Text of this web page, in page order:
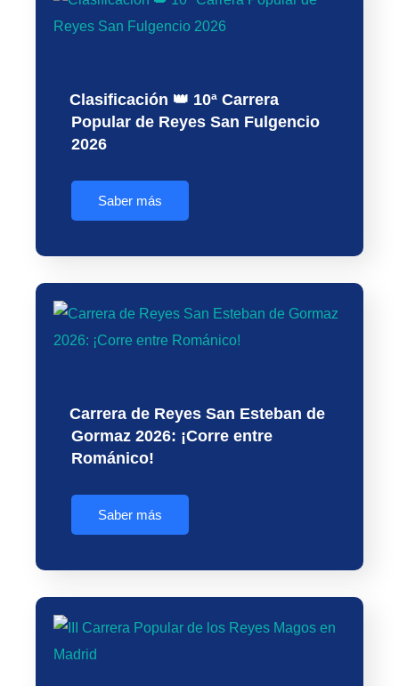
Clasificación 👑 10ª Carrera
Popular de Reyes San Fulgencio
2026
Saber más
Carrera de Reyes San Esteban de
Gormaz 2026: ¡Corre entre
Románico!
Saber más